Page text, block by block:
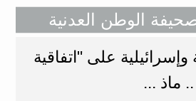
الوطن العدنية
وإسرائيلية على "اتفاقية
ماذ ...